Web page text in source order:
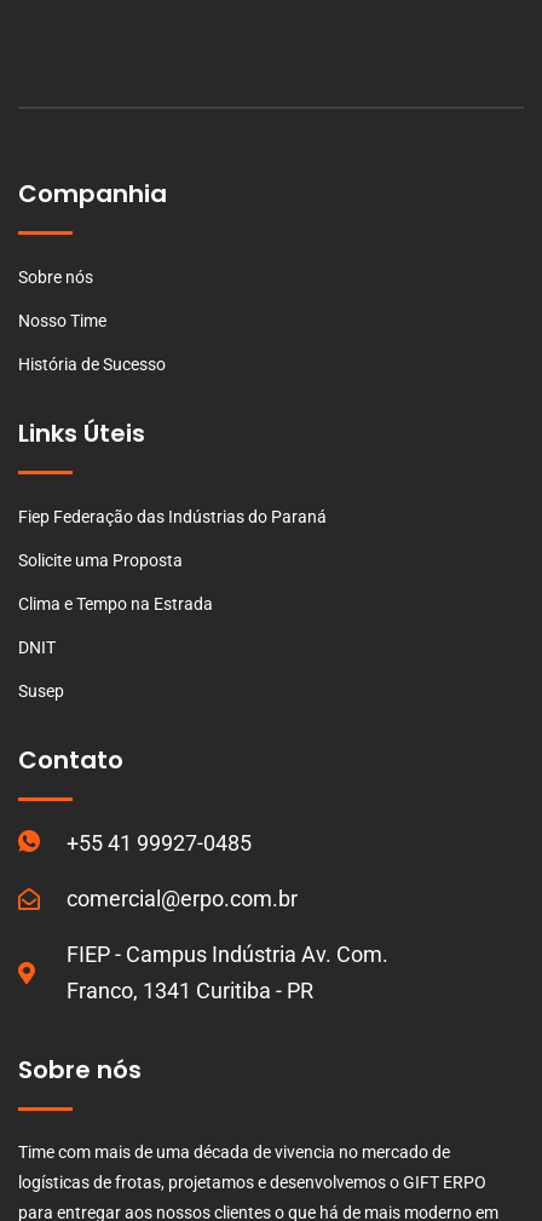
Companhia
Sobre nós
Nosso Time
História de Sucesso
Links Úteis
Fiep Federação das Indústrias do Paraná
Solicite uma Proposta
Clima e Tempo na Estrada
DNIT
Susep
Contato
+55 41 99927-0485
comercial@erpo.com.br
FIEP - Campus Indústria Av. Com.
Franco, 1341 Curitiba - PR
Sobre nós
Time com mais de uma década de vivencia no mercado de
logísticas de frotas, projetamos e desenvolvemos o GIFT ERPO
para entregar aos nossos clientes o que há de mais moderno em